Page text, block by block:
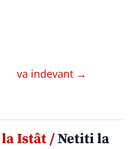
va indevant →
Istât /Netiti la